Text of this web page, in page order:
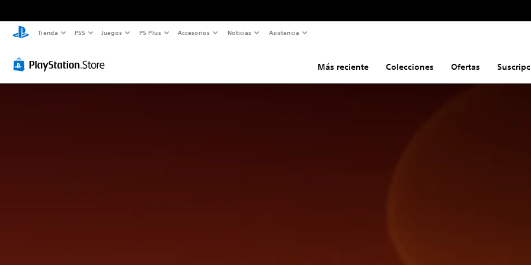
Tienda PS5 Juegos PS Plus Accesorios Noticias Asistencia
Más reciente Colecciones Ofertas